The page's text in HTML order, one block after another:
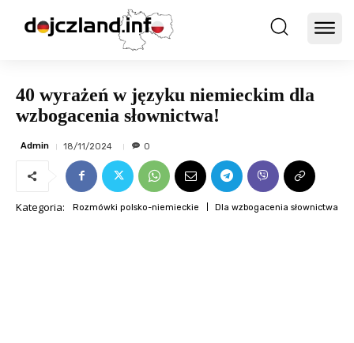
40 wyrażeń w języku niemieckim dla
wzbogacenia słownictwa!
Admin 18/11/2024 0
Kategoria: Rozmówki polsko-niemieckie Dla wzbogacenia słownictwa